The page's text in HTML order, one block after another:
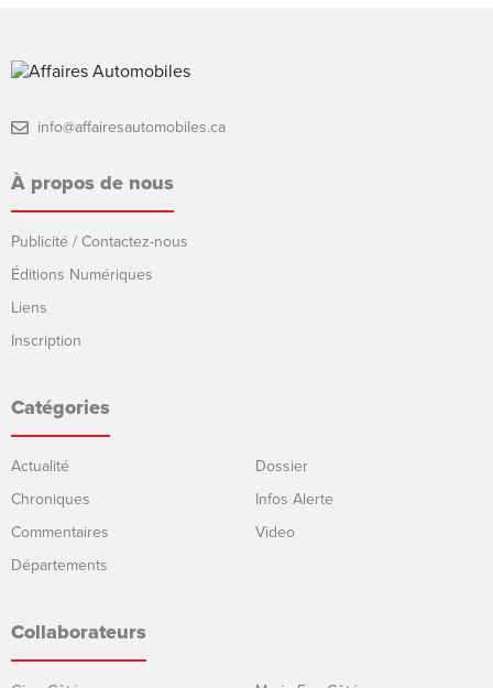
info@affairesautomobiles.ca
À propos de nous
Publicité / Contactez-nous
Éditions Numériques
Liens
Inscription
Catégories
Actualité
Chroniques
Commentaires
Départements
Dossier
Infos Alerte
Video
Collaborateurs